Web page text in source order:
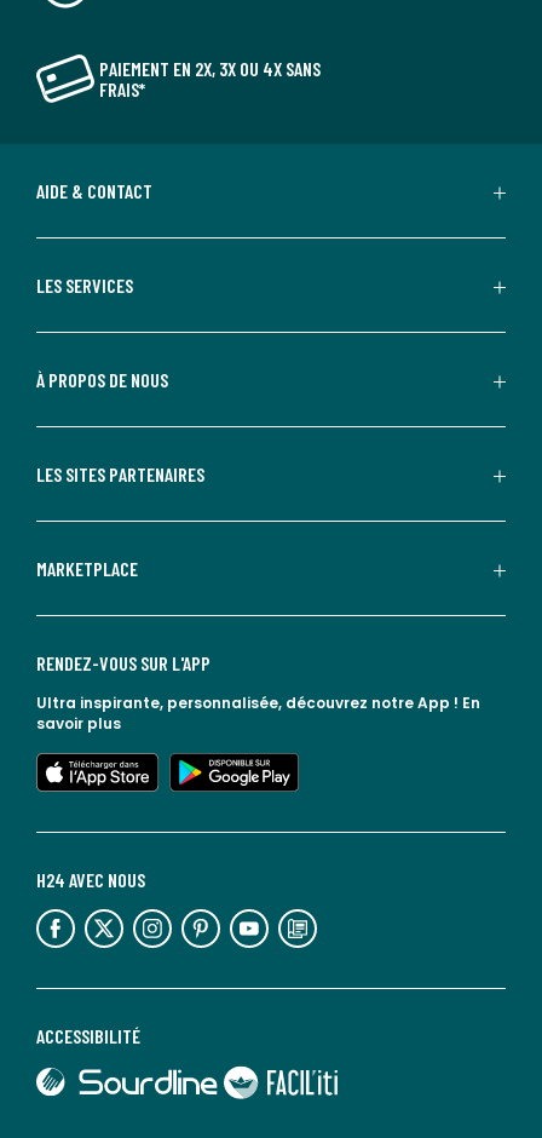
PAIEMENT EN 2X, 3X OU 4X SANS
FRAIS*
AIDE & CONTACT
LES SERVICES
À PROPOS DE NOUS
LES SITES PARTENAIRES
MARKETPLACE
ACCESSIBILITÉ
lien vers Sourdline
lien vers Faciliti
H24 AVEC NOUS
lien vers l'espace réseaux sociaux lien vers l'espace réseaux sociaux lien vers l'espace réseaux sociaux lien vers l'espace réseaux sociaux lien vers l'espace réseaux sociaux lien vers le blog la redoute
RENDEZ-VOUS SUR L'APP
Ultra inspirante, personnalisée, découvrez notre App ! En
savoir plus
lien vers l'app store
lien vers google play